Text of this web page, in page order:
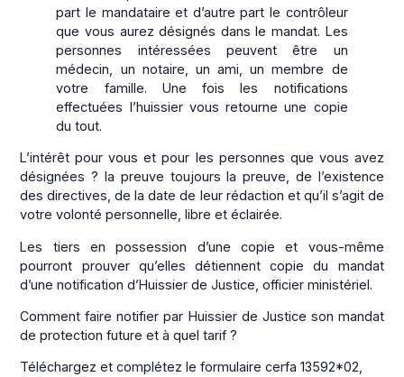
part le mandataire et d’autre part le contrôleur
que vous aurez désignés dans le mandat. Les
personnes intéressées peuvent être un
médecin, un notaire, un ami, un membre de
votre famille. Une fois les notifications
effectuées l’huissier vous retourne une copie
du tout.
L’intérêt pour vous et pour les personnes que vous avez
désignées ? la preuve toujours la preuve, de l’existence
des directives, de la date de leur rédaction et qu’il s’agit de
votre volonté personnelle, libre et éclairée.
Les tiers en possession d’une copie et vous-même
pourront prouver qu’elles détiennent copie du mandat
d’une notification d’Huissier de Justice, officier ministériel.
Comment faire notifier par Huissier de Justice son mandat
de protection future et à quel tarif ?
Téléchargez et complétez le formulaire cerfa 13592*02,